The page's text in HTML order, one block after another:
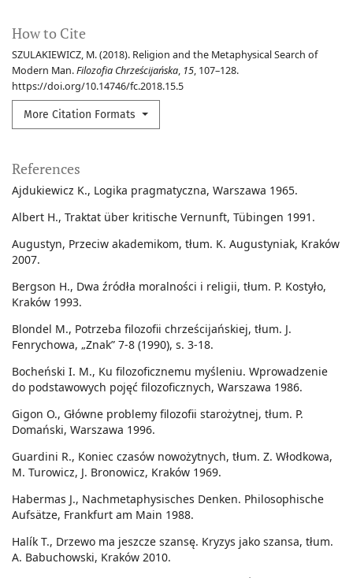
How to Cite
SZULAKIEWICZ, M. (2018). Religion and the Metaphysical Search of
Modern Man.Filozofia Chrześcijańska, 15, 107–128.
https://doi.org/10.14746/fc.2018.15.5
More Citation Formats
References
Ajdukiewicz K., Logika pragmatyczna, Warszawa 1965.
Albert H., Traktat über kritische Vernunft, Tübingen 1991.
Augustyn, Przeciw akademikom, tłum. K. Augustyniak, Kraków
2007.
Bergson H., Dwa źródła moralności i religii, tłum. P. Kostyło,
Kraków 1993.
Blondel M., Potrzeba filozofii chrześcijańskiej, tłum. J.
Fenrychowa, „Znak” 7-8 (1990), s. 3-18.
Bocheński I. M., Ku filozoficznemu myśleniu. Wprowadzenie
do podstawowych pojęć filozoficznych, Warszawa 1986.
Gigon O., Główne problemy filozofii starożytnej, tłum. P.
Domański, Warszawa 1996.
Guardini R., Koniec czasów nowożytnych, tłum. Z. Włodkowa,
M. Turowicz, J. Bronowicz, Kraków 1969.
Habermas J., Nachmetaphysisches Denken. Philosophische
Aufsätze, Frankfurt am Main 1988.
Halík T., Drzewo ma jeszcze szansę. Kryzys jako szansa, tłum.
A. Babuchowski, Kraków 2010.